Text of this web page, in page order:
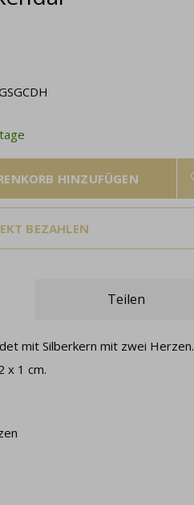
HINZUFÜGEN
BEZAHLEN
Teilen
mit Silberkern mit zwei Herzen.
x 1 cm.